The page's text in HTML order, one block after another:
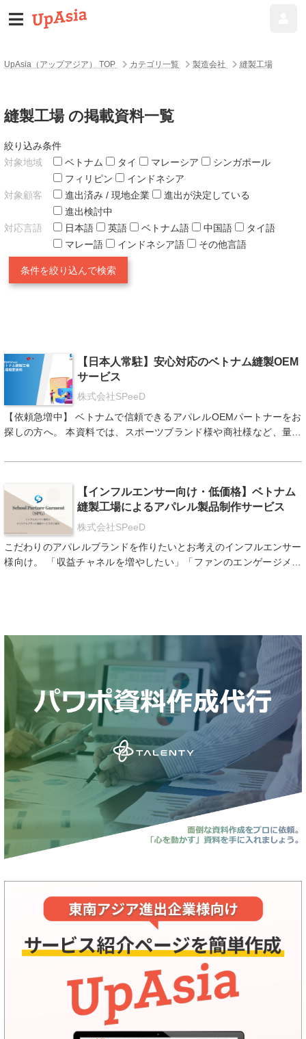
UpAsia（アップアジア） TOP カテゴリ一覧 製造会社 縫製工場
縫製工場 の掲載資料一覧
絞り込み条件
対象地域
ベトナム タイ マレーシア
シンガポール
フィリピン
インドネシア
対象顧客
進出済み / 現地企業
進出が決定している
進出検討中
対応言語
日本語 英語 ベトナム語 中国語
タイ語
マレー語
インドネシア語 その他言語
条件を絞り込んで検索
【日本人常駐】安心対応のベトナム縫製OEM
サービス
株式会社SPeeD
【依頼急増中】 ベトナムで信頼できるアパレルOEMパートナーをお
探しの方へ。 本資料では、スポーツブランド様や商社様など、量産
ご紹介しています。 弊社は、ベトナム・ホーチミン近郊に自社縫製
【インフルエンサー向け・低価格】ベトナム
縫製工場によるアパレル製品制作サービス
株式会社SPeeD
こだわりのアパレルブランドを作りたいとお考えのインフルエンサー
様向け。 「収益チャネルを増やしたい」「ファンのエンゲージメン